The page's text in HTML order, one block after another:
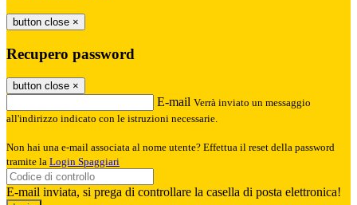
button close ×
Recupero password
button close ×
E-mail Verrà inviato un messaggio
all'indirizzo indicato con le istruzioni necessarie.
Non hai una e-mail associata al nome utente? Effettua il reset della password
tramite la Login Spaggiari
E-mail inviata, si prega di controllare la casella di posta elettronica!